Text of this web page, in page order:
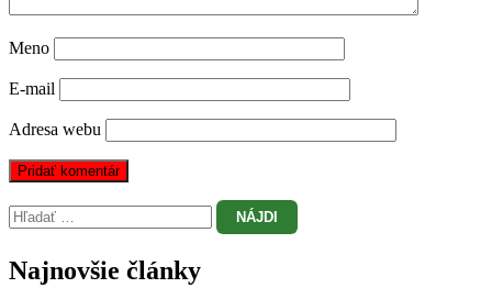
Meno
E-mail
Adresa webu
Hľadať:
Najnovšie články